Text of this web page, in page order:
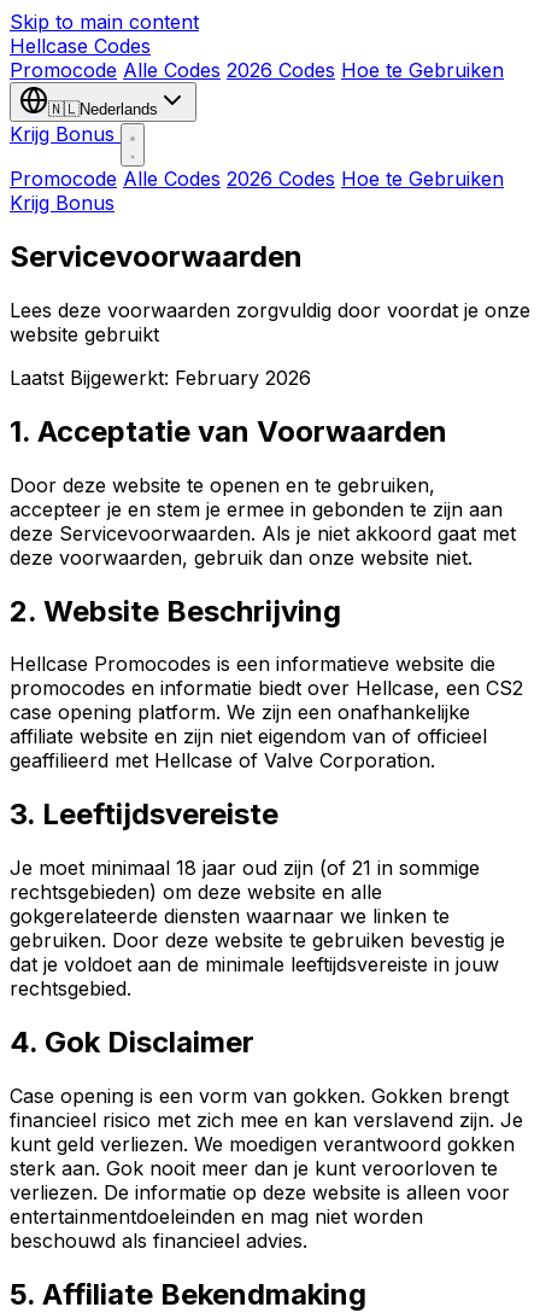
Skip to main content
Hellcase Codes
Promocode Alle Codes 2026 Codes Hoe te Gebruiken
🇳🇱Nederlands
Krijg Bonus
Promocode Alle Codes 2026 Codes Hoe te Gebruiken
Krijg Bonus
Servicevoorwaarden
Lees deze voorwaarden zorgvuldig door voordat je onze
website gebruikt
Laatst Bijgewerkt: February 2026
1. Acceptatie van Voorwaarden
Door deze website te openen en te gebruiken,
accepteer je en stem je ermee in gebonden te zijn aan
deze Servicevoorwaarden. Als je niet akkoord gaat met
deze voorwaarden, gebruik dan onze website niet.
2. Website Beschrijving
Hellcase Promocodes is een informatieve website die
promocodes en informatie biedt over Hellcase, een CS2
case opening platform. We zijn een onafhankelijke
affiliate website en zijn niet eigendom van of officieel
geaffilieerd met Hellcase of Valve Corporation.
3. Leeftijdsvereiste
Je moet minimaal 18 jaar oud zijn (of 21 in sommige
rechtsgebieden) om deze website en alle
gokgerelateerde diensten waarnaar we linken te
gebruiken. Door deze website te gebruiken bevestig je
dat je voldoet aan de minimale leeftijdsvereiste in jouw
rechtsgebied.
4. Gok Disclaimer
Case opening is een vorm van gokken. Gokken brengt
financieel risico met zich mee en kan verslavend zijn. Je
kunt geld verliezen. We moedigen verantwoord gokken
sterk aan. Gok nooit meer dan je kunt veroorloven te
verliezen. De informatie op deze website is alleen voor
entertainmentdoeleinden en mag niet worden
beschouwd als financieel advies.
5. Affiliate Bekendmaking